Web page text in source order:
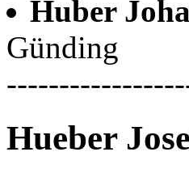
Huber
Günding
Hueber